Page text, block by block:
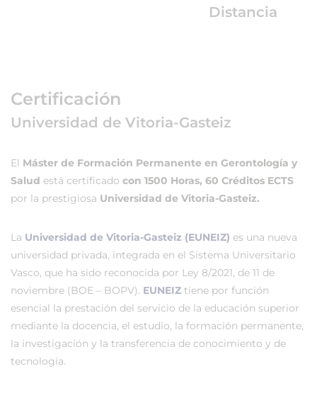
Distancia
Certificación
Universidad de Vitoria-Gasteiz
El Máster de Formación Permanente en Gerontología y
Salud está certificado con 1500 Horas, 60 Créditos ECTS
por la prestigiosa Universidad de Vitoria-Gasteiz.
La Universidad de Vitoria-Gasteiz (EUNEIZ) es una nueva
universidad privada, integrada en el Sistema Universitario
Vasco, que ha sido reconocida por Ley 8/2021, de 11 de
noviembre (BOE – BOPV). EUNEIZ tiene por función
esencial la prestación del servicio de la educación superior
mediante la docencia, el estudio, la formación permanente,
la investigación y la transferencia de conocimiento y de
tecnología.